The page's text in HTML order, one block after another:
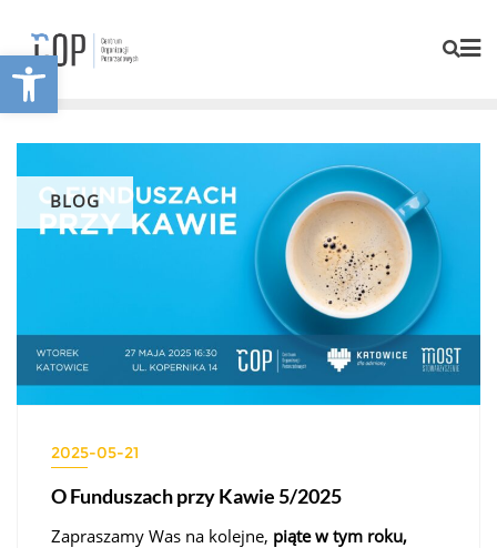
Otwórz pasek narzędzi
BLOG
2025-05-21
O Funduszach przy Kawie 5/2025
Zapraszamy Was na kolejne, piąte w tym roku,